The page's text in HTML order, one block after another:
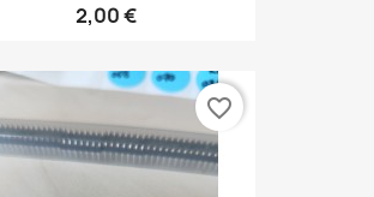
2,00 €
favorite_border